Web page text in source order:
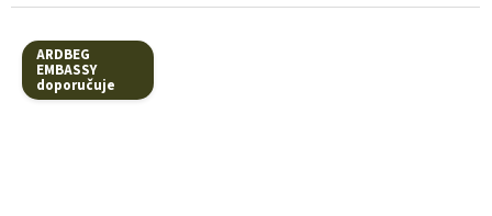
ARDBEG
EMBASSY
doporučuje